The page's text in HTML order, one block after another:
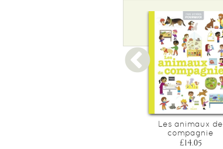
Les animaux de
compagnie
£14.05